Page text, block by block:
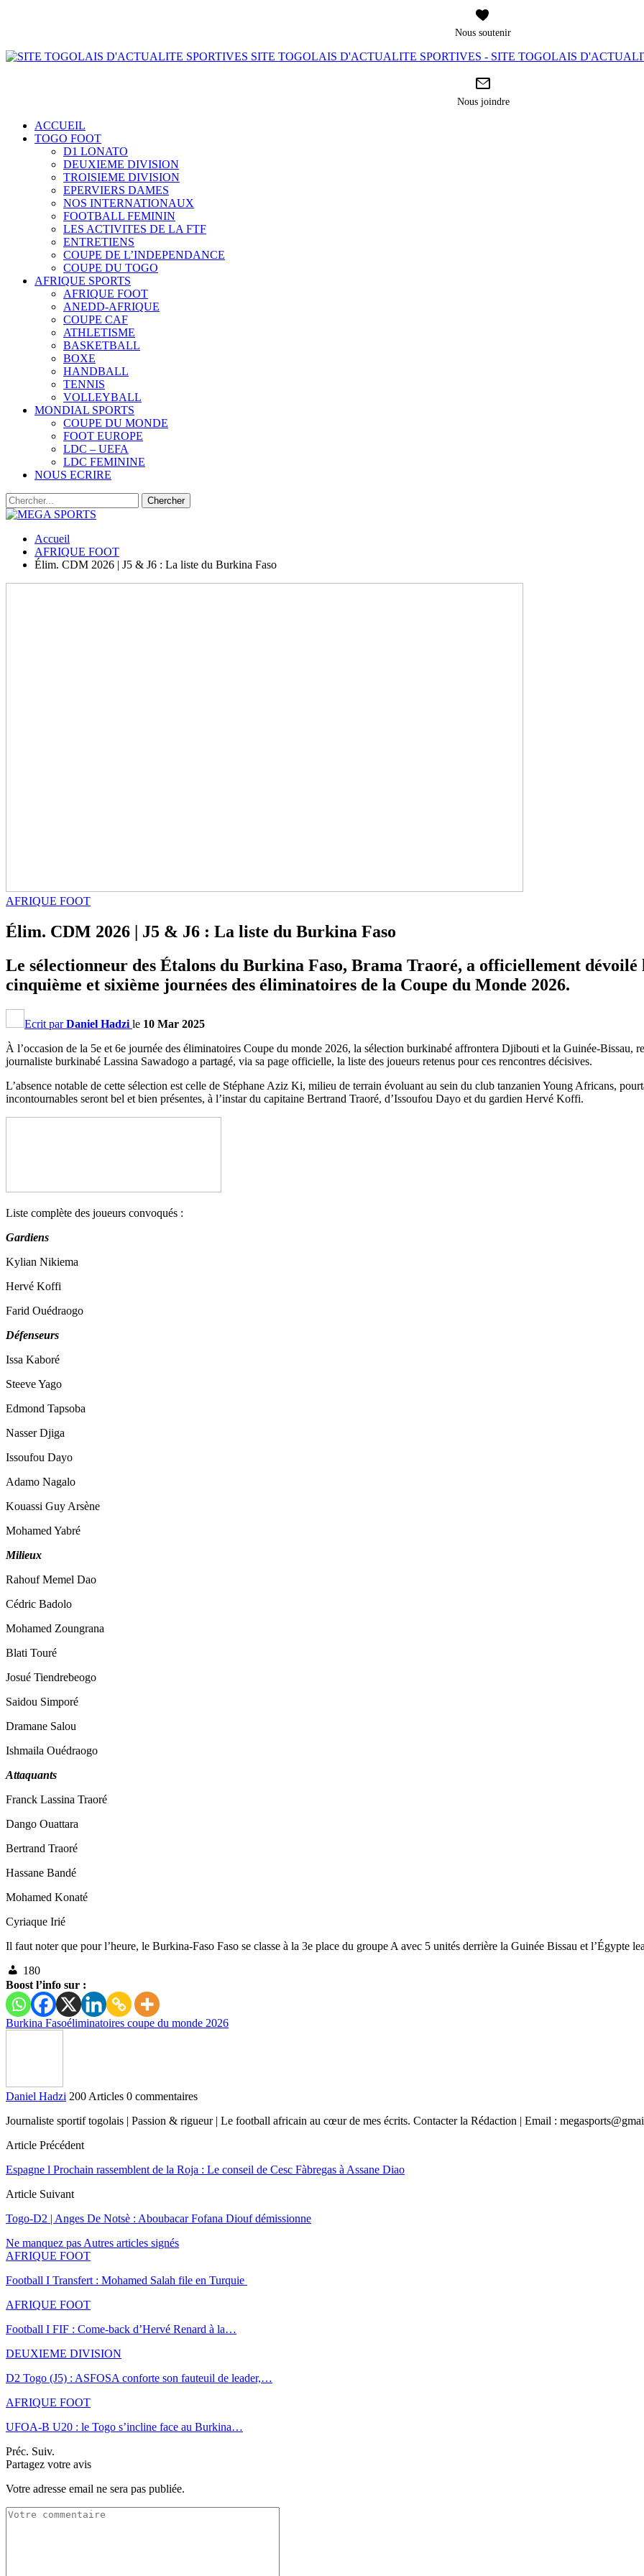
Nous soutenir
SITE TOGOLAIS D'ACTUALITE SPORTIVES - SITE TOGOLAIS
Nous joindre
ACCUEIL
TOGO FOOT
D1 LONATO
DEUXIEME DIVISION
TROISIEME DIVISION
EPERVIERS DAMES
NOS INTERNATIONAUX
FOOTBALL FEMININ
LES ACTIVITES DE LA FTF
ENTRETIENS
COUPE DE L’INDEPENDANCE
COUPE DU TOGO
AFRIQUE SPORTS
AFRIQUE FOOT
ANEDD-AFRIQUE
COUPE CAF
ATHLETISME
BASKETBALL
BOXE
HANDBALL
TENNIS
VOLLEYBALL
MONDIAL SPORTS
COUPE DU MONDE
FOOT EUROPE
LDC – UEFA
LDC FEMININE
NOUS ECRIRE
Accueil
AFRIQUE FOOT
Élim. CDM 2026 | J5 & J6 : La liste du Burkina Faso
AFRIQUE FOOT
Élim. CDM 2026 | J5 & J6 : La liste du Burkina Faso
Le sélectionneur des Étalons du Burkina Faso, Brama Traoré, a officiellement dévoilé
cinquième et sixième journées des éliminatoires de la Coupe du Monde 2026.
Ecrit parDaniel Hadzi le 10 Mar 2025
À l’occasion de la 5e et 6e journée des éliminatoires Coupe du monde 2026, la sélection burkinabé affrontera Djibouti et la Guinée-Bissau,
journaliste burkinabé Lassina Sawadogo a partagé, via sa page officielle, la liste des joueurs retenus pour ces rencontres décisives.
L’absence notable de cette sélection est celle de Stéphane Aziz Ki, milieu de terrain évoluant au sein du club tanzanien Young Africans,
incontournables seront bel et bien présentes, à l’instar du capitaine Bertrand Traoré, d’Issoufou Dayo et du gardien Hervé Koffi.
Liste complète des joueurs convoqués :
Gardiens
Kylian Nikiema
Hervé Koffi
Farid Ouédraogo
Défenseurs
Issa Kaboré
Steeve Yago
Edmond Tapsoba
Nasser Djiga
Issoufou Dayo
Adamo Nagalo
Kouassi Guy Arsène
Mohamed Yabré
Milieux
Rahouf Memel Dao
Cédric Badolo
Mohamed Zoungrana
Blati Touré
Josué Tiendrebeogo
Saidou Simporé
Dramane Salou
Ishmaila Ouédraogo
Attaquants
Franck Lassina Traoré
Dango Ouattara
Bertrand Traoré
Hassane Bandé
Mohamed Konaté
Cyriaque Irié
Il faut noter que pour l’heure, le Burkina-Faso Faso se classe à la 3e place du groupe A avec 5 unités derrière la Guinée Bissau et l’Égypte
180
Boost l’info sur :
Burkina Fasoéliminatoires coupe du monde 2026
Daniel Hadzi 200 Articles 0 commentaires
Journaliste sportif togolais | Passion & rigueur | Le football africain au cœur de mes écrits. Contacter la Rédaction | Email :
Article Précédent
Espagne l Prochain rassemblent de la Roja : Le conseil de Cesc Fàbregas à Assane Diao
Article Suivant
Togo-D2 | Anges De Notsè : Aboubacar Fofana Diouf démissionne
Ne manquez pas Autres articles signés
AFRIQUE FOOT
Football I Transfert : Mohamed Salah file en Turquie
AFRIQUE FOOT
Football I FIF : Come-back d’Hervé Renard à la…
DEUXIEME DIVISION
D2 Togo (J5) : ASFOSA conforte son fauteuil de leader,…
AFRIQUE FOOT
UFOA-B U20 : le Togo s’incline face au Burkina…
Préc. Suiv.
Partagez votre avis
Votre adresse email ne sera pas publiée.